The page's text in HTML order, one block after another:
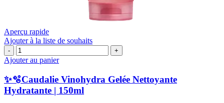
Aperçu rapide
Ajouter à la liste de souhaits
quantité
de
🫧
Caudalie
Vinohydra
Ajouter au panier
✨🫧Caudalie Vinohydra Gelée Nettoyante
Hydratante | 150ml